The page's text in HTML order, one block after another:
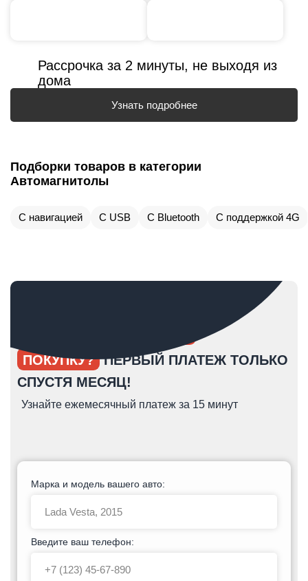
Рассрочка за 2 минуты, не выходя из
дома
Узнать подробнее
Подборки товаров в категории
Автомагнитолы
С навигацией С USB С Bluetooth С поддержкой 4G
ПОКУПКУ? ПЕРВЫЙ ПЛАТЕЖ ТОЛЬКО
СПУСТЯ МЕСЯЦ!
Узнайте ежемесячный платеж за 15 минут
Марка и модель вашего авто:
Введите ваш телефон: